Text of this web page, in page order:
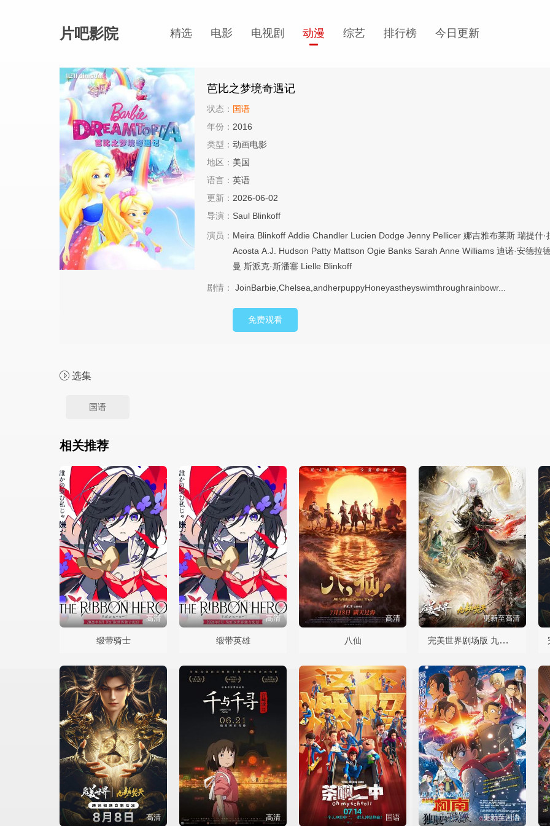
片吧影院 精选 电影 电视剧 动漫 综艺 排行榜 今日更新
芭比之梦境奇遇记
状态： 国语
年份： 2016
类型： 动画电影
地区： 美国
语言： 英语
更新： 2026-06-02
导演： Saul Blinkoff
演员： Meira Blinkoff Addie Chandler Lucien Dodge Jenny Pellicer 娜吉雅布莱斯 瑞提什·
Acosta A.J. Hudson Patty Mattson Ogie Banks Sarah Anne Williams 迪诺·安德拉
曼 斯派克·斯潘塞 Lielle Blinkoff
剧情： JoinBarbie,Chelsea,andherpuppyHoneyastheyswimthroughrainbowr...
免费观看
选集
国语
相关推荐
高清
缎带骑士
高清
缎带英雄
高清
八仙
更新至高清
完美世界剧场版 九劫焚天
高清 高清 国语 更新至国语